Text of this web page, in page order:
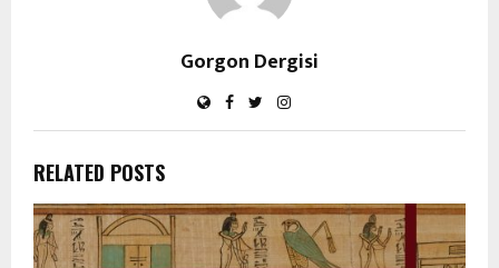
Gorgon Dergisi
RELATED POSTS